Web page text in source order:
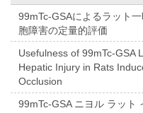
99mTc-GSAによるラット
胞障害の定量的評価
Usefulness of 99mTc-GSA
Hepatic Injury in Rats
Occlusion
99mTc-GSA ニヨル ラット